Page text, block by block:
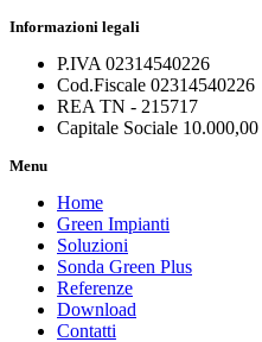
Informazioni legali
P.IVA 02314540226
Cod.Fiscale 02314540226
REA TN - 215717
Capitale Sociale 10.000,00
Menu
Home
Green Impianti
Soluzioni
Sonda Green Plus
Referenze
Download
Contatti